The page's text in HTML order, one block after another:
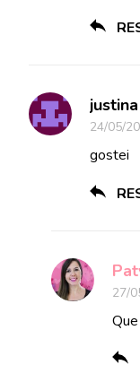
justina
24/05/
gostei
27/